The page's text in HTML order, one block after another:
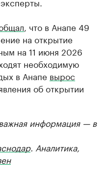
, что в Анапе 49
на открытие
на 11 июня 2026
необходимую
в Анапе вырос
об открытии
информация — в
. Аналитика,